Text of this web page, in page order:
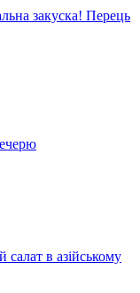
закуска! Перець
в азійському